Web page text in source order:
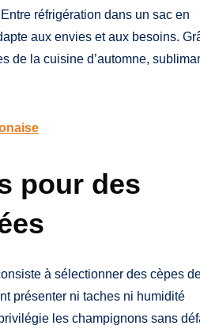
réfrigération dans un sac en
aux envies et aux besoins.
de la cuisine d’automne,
pour des
à sélectionner des cèpes
présenter ni taches ni humidité
les champignons sans